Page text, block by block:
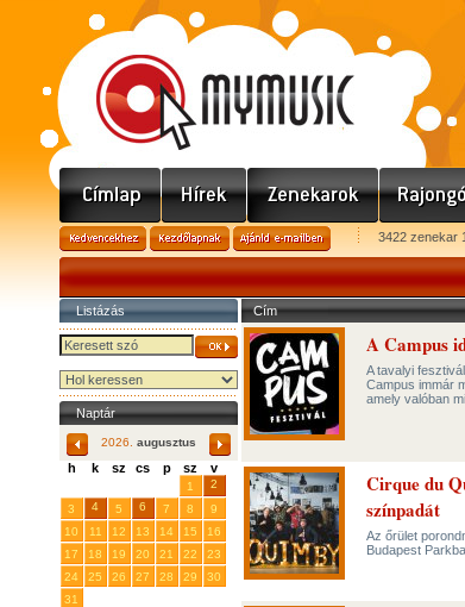
3422 zenekar
Listázás
Naptár
2026. augusztus
h k sz cs p sz v
1
2
3
4 5 6 7 8
9
10
11 12 13 14 15
16
17
18 19 20 21 22
23
24
25 26 27 28 29
30
31
Cím
A Campus
A tavalyi
Campus immár
amely valóban
Cirque du
színpadát
Az őrület
Budapest